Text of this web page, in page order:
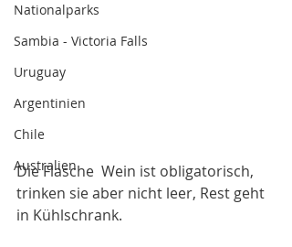
Nationalparks
Sambia - Victoria Falls
Uruguay
Argentinien
Chile
Australien
Die Flasche  Wein ist obligatorisch,
trinken sie aber nicht leer, Rest geht
in Kühlschrank.